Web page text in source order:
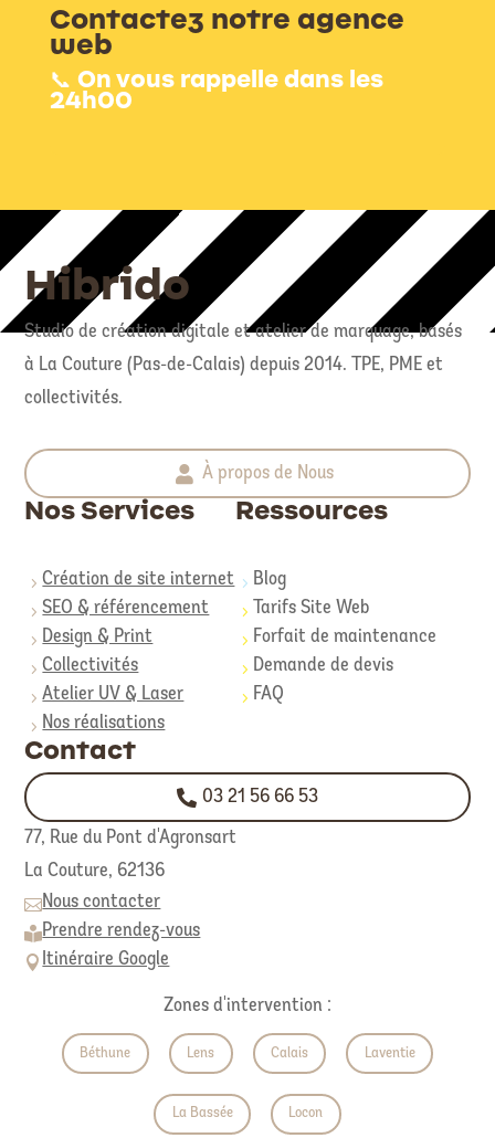
Contactez notre agence
web
📞 On vous rappelle dans les
24h00
Hibrido
Studio de création digitale et atelier de marquage, basés
à La Couture (Pas-de-Calais) depuis 2014. TPE, PME et
collectivités.
À propos de Nous
Nos Services
5Création de site internet
5SEO & référencement
5Design & Print
5Collectivités
5Atelier UV & Laser
5Nos réalisations
Ressources
5 Blog
5 Tarifs Site Web
5 Forfait de maintenance
5 Demande de devis
5 FAQ
Contact
03 21 56 66 53
77, Rue du Pont d'Agronsart
La Couture, 62136
Nous contacter
Prendre rendez-vous
Itinéraire Google
Zones d'intervention :
Béthune Lens Calais Laventie
La Bassée Locon